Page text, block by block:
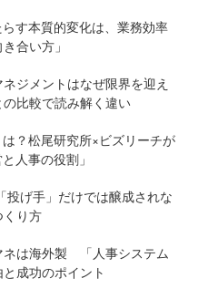
す本質的変化は、業務効率
合い方」
ジメントはなぜ限界を迎え
比較で読み解く違い
？松尾研究所×ビズリーチが
人事の役割」
げ手」だけでは醸成されな
くり方
ネは海外製 「人事システム
成功のポイント